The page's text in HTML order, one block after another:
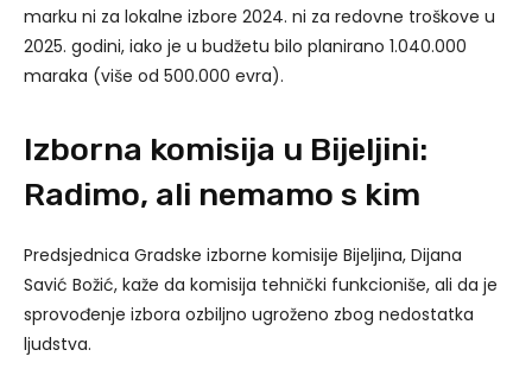
marku ni za lokalne izbore 2024. ni za redovne troškove u
2025. godini, iako je u budžetu bilo planirano 1.040.000
maraka (više od 500.000 evra).
Izborna komisija u Bijeljini:
Radimo, ali nemamo s kim
Predsjednica Gradske izborne komisije Bijeljina, Dijana
Savić Božić, kaže da komisija tehnički funkcioniše, ali da je
sprovođenje izbora ozbiljno ugroženo zbog nedostatka
ljudstva.